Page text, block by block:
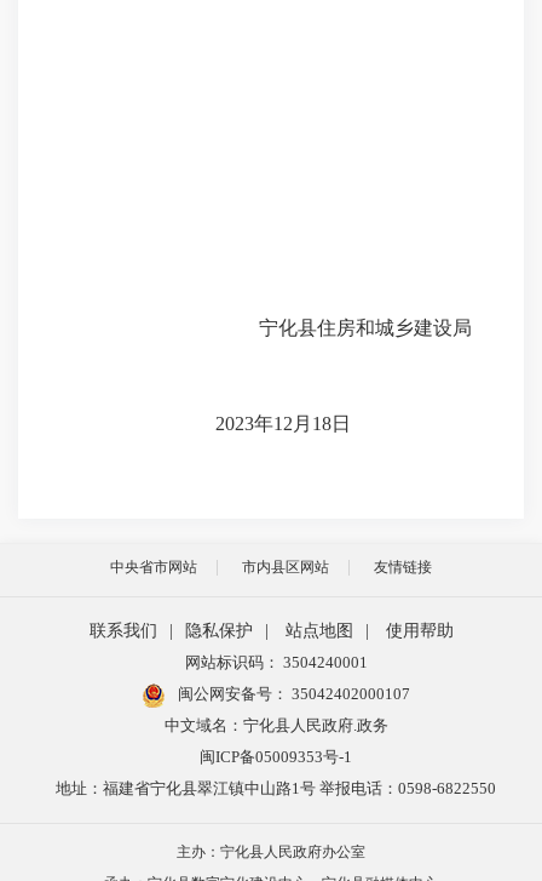
宁化县住房和城乡建设局
2023年12月18日
中央省市网站 市内县区网站 友情链接
联系我们 隐私保护 站点地图
使用帮助
网站标识码： 3504240001
闽公网安备号： 35042402000107
中文域名：宁化县人民政府.政务
闽ICP备05009353号-1
地址：福建省宁化县翠江镇中山路1号 举报电话：0598-6822550
主办：宁化县人民政府办公室